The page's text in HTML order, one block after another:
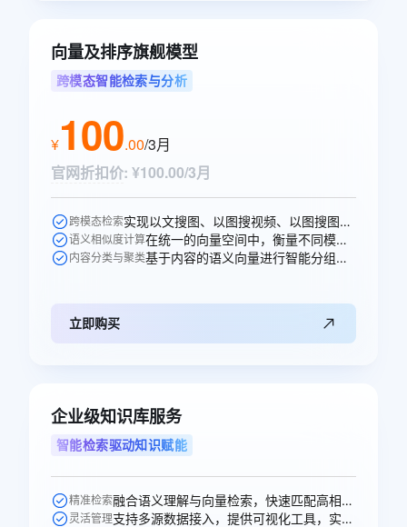
向量及排序旗舰模型
跨模态智能检索与分析
¥100.00/3月
官网折扣价: ¥100.00/3月
跨模态检索 实现以文搜图、以图搜视频、以图搜图等跨模态的语义搜索。
语义相似度计算 在统一的向量空间中，衡量不同模态内容之间的语义相似性。
内容分类与聚类 基于内容的语义向量进行智能分组、打标和聚类分析。
立即购买
企业级知识库服务
智能检索驱动知识赋能
精准检索 融合语义理解与向量检索，快速匹配高相关性知识，提升问答准确率。
灵活管理 支持多源数据接入，提供可视化工具，实现知识高效构建与更新。